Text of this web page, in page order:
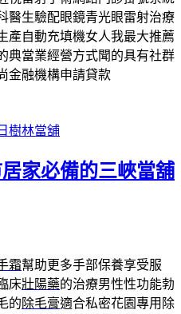
醫生驗配眼鏡青光眼雷射治療
產自動充填機女人我最大推薦
典當業經營方式聞的具有社群
金融機構申請貸款
類
樹林當舖
家必備的三峽當舖
霜幫助更多手部保養享受服
床壯陽藥的治療男性性功能勃
的除毛膏適合私密花園專用除